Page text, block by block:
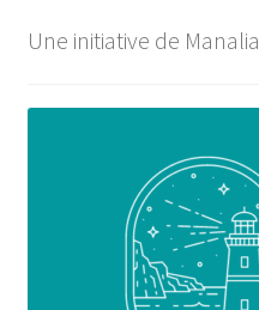
Une initiative de Manalia